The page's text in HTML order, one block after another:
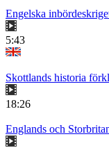
Engelska
5:43
Skottlands historia
18:26
Englands och